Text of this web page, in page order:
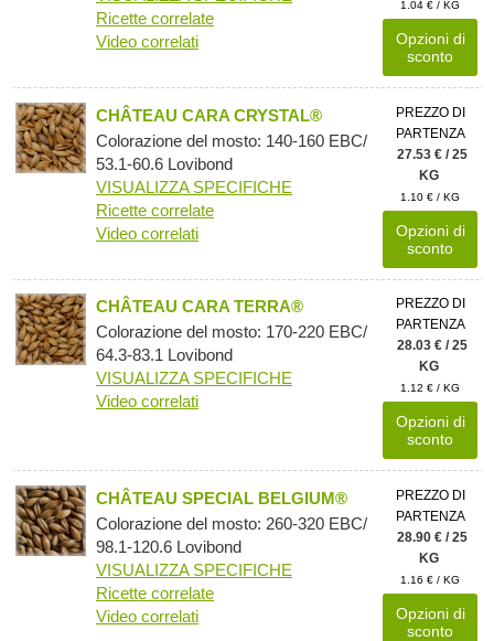
Ricette correlate
Video correlati
1.04 € / KG
Opzioni di
sconto
CHÂTEAU CARA CRYSTAL®
Colorazione del mosto: 140-160 EBC/
53.1-60.6 Lovibond
VISUALIZZA SPECIFICHE
Ricette correlate
Video correlati
PREZZO DI
PARTENZA
27.53 € / 25
KG
1.10 € / KG
Opzioni di
sconto
CHÂTEAU CARA TERRA®
Colorazione del mosto: 170-220 EBC/
64.3-83.1 Lovibond
VISUALIZZA SPECIFICHE
Video correlati
PREZZO DI
PARTENZA
28.03 € / 25
KG
1.12 € / KG
Opzioni di
sconto
CHÂTEAU SPECIAL BELGIUM®
Colorazione del mosto: 260-320 EBC/
98.1-120.6 Lovibond
VISUALIZZA SPECIFICHE
Ricette correlate
Video correlati
PREZZO DI
PARTENZA
28.90 € / 25
KG
1.16 € / KG
Opzioni di
sconto